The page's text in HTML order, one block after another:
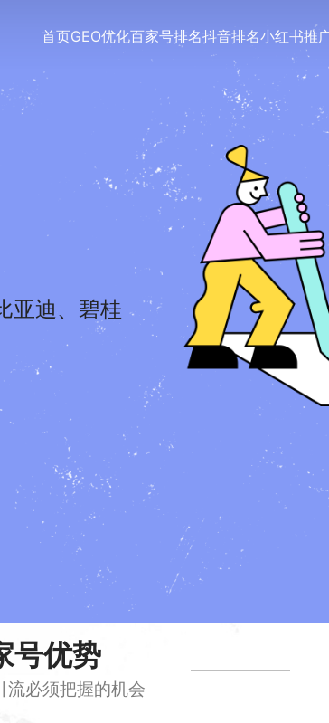
首页GEO优化百家号排名抖音排名小红书推
亚迪、碧桂
号优势
必须把握的机会